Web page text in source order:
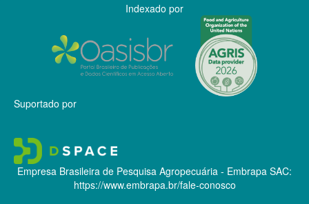
Indexado por
Suportado por
Empresa Brasileira de Pesquisa Agropecuária - Embrapa SAC:
https://www.embrapa.br/fale-conosco